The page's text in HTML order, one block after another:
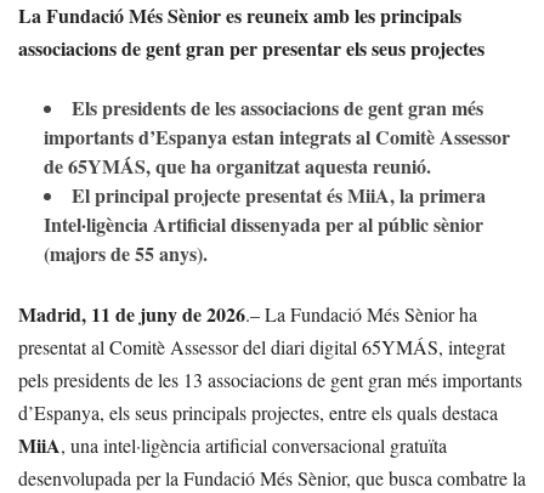
La Fundació Més Sènior es reuneix amb les principals
associacions de gent gran per presentar els seus projectes
Els presidents de les associacions de gent gran més
importants d’Espanya estan integrats al Comitè Assessor
de 65YMÁS, que ha organitzat aquesta reunió.
El principal projecte presentat és MiiA, la primera
Intel·ligència Artificial dissenyada per al públic sènior
(majors de 55 anys).
Madrid, 11 de juny de 2026.– La Fundació Més Sènior ha
presentat al Comitè Assessor del diari digital 65YMÁS, integrat
pels presidents de les 13 associacions de gent gran més importants
d’Espanya, els seus principals projectes, entre els quals destaca
MiiA, una intel·ligència artificial conversacional gratuïta
desenvolupada per la Fundació Més Sènior, que busca combatre la